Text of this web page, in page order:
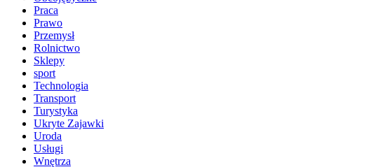
Praca
Prawo
Przemysł
Rolnictwo
Sklepy
sport
Technologia
Transport
Turystyka
Ukryte Zajawki
Uroda
Usługi
Wnętrza